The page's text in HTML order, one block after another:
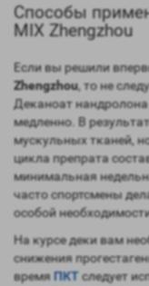
Способы
MIX Zhengzhou
Если вы решили
Zhengzhou, то не
Деканоат нандролона
медленно. В
мускульных тканей,
цикла препрата
минимальная
часто спортсмены
особой
На курсе деки вам
снижения
времяПКТследует